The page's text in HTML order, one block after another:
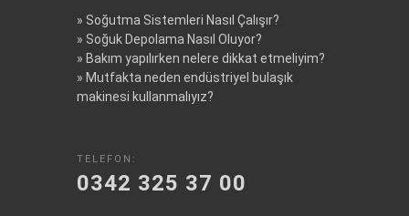
» Soğutma Sistemleri Nasıl Çalışır?
» Soğuk Depolama Nasıl Oluyor?
» Bakım yapılırken nelere dikkat etmeliyim?
» Mutfakta neden endüstriyel bulaşık
makinesi kullanmalıyız?
TELEFON:
0342 325 37 00